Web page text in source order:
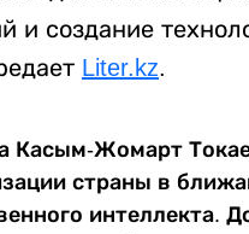
и создание
Liter.kz.
Касым-Жомарт
страны в
интеллекта.